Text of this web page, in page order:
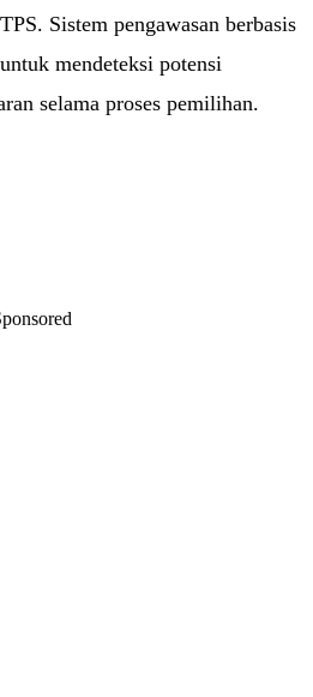
Sistem pengawasan berbasis
mendeteksi potensi
selama proses pemilihan.